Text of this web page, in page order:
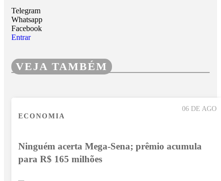
Telegram
Whatsapp
Facebook
Entrar
VEJA TAMBÉM
06 DE AGO
ECONOMIA
Ninguém acerta Mega-Sena; prêmio acumula
para R$ 165 milhões